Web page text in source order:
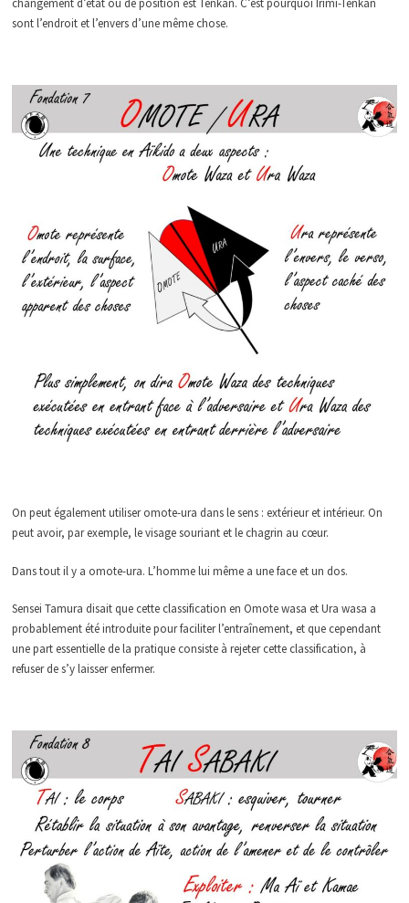
changement d’état ou de position est Tenkan. C’est pourquoi Irimi-Tenkan
sont l’endroit et l’envers d’une même chose.
On peut également utiliser omote-ura dans le sens : extérieur et intérieur. On
peut avoir, par exemple, le visage souriant et le chagrin au cœur.
Dans tout il y a omote-ura. L’homme lui même a une face et un dos.
Sensei Tamura disait que cette classification en Omote wasa et Ura wasa a
probablement été introduite pour faciliter l’entraînement, et que cependant
une part essentielle de la pratique consiste à rejeter cette classification, à
refuser de s’y laisser enfermer.